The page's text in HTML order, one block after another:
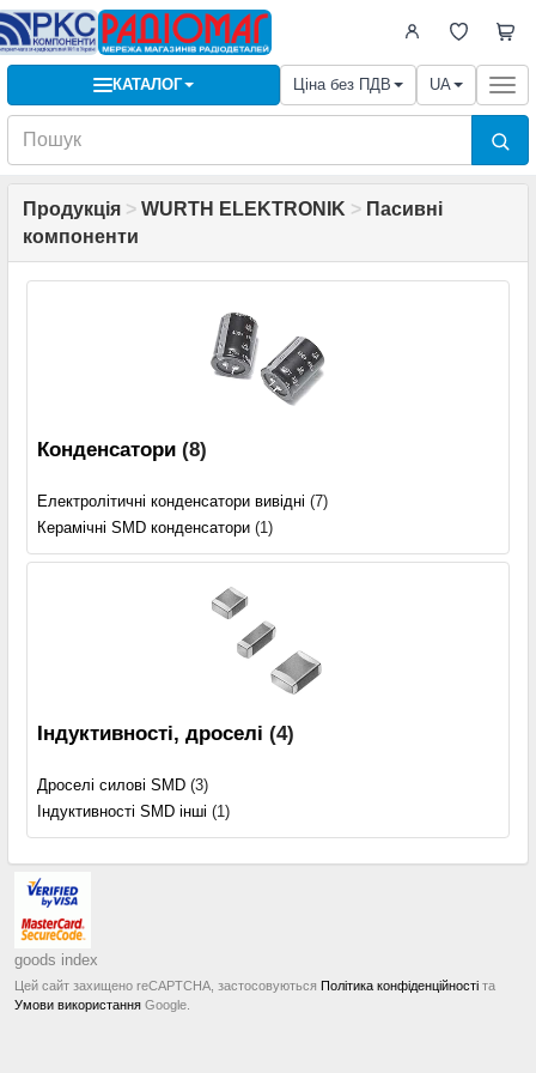
КАТАЛОГ Ціна без ПДВ UA
Продукція > WURTH ELEKTRONIK > Пасивні
компоненти
Конденсатори (8)
Електролітичні конденсатори вивідні (7)
Керамічні SMD конденсатори (1)
Індуктивності, дроселі (4)
Дроселі силові SMD (3)
Індуктивності SMD інші (1)
goods index
Цей сайт захищено reCAPTCHA, застосовуються Політика конфіденційності та
Умови використання Google.